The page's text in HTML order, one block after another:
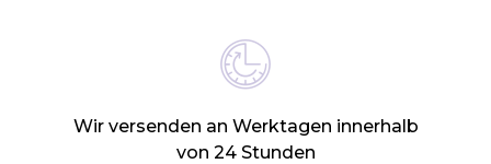
Wir versenden an Werktagen innerhalb
von 24 Stunden